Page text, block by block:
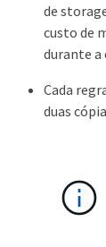
de
custo de
durante a
Cada
duas